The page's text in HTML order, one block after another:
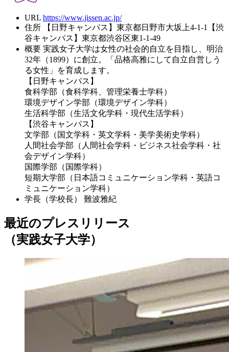
URL https://www.jissen.ac.jp/
住所
【日野キャンパス】東京都日野市大坂上4-1-1【渋
谷キャンパス】東京都渋谷区東1-1-49
概要 実践女子大学は女性の社会的自立を目指し、明治
32年（1899）に創立。「品格高雅にして自立自営しう
る女性」を育成します。
【日野キャンパス】
食科学部（食科学科、管理栄養士学科）
環境デザイン学部（環境デザイン学科）
生活科学部（生活文化学科・現代生活学科）
【渋谷キャンパス】
文学部（国文学科・英文学科・美学美術史学科）
人間社会学部（人間社会学科・ビジネス社会学科・社
会デザイン学科）
国際学部（国際学科）
短期大学部（日本語コミュニケーション学科・英語コ
ミュニケーション学科）
学長（学校長）
難波雅紀
最近のプレスリリース
（実践女子大学）